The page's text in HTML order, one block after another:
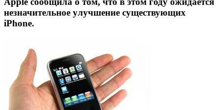
незначительное улучшение существующих
iPhone.